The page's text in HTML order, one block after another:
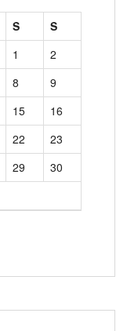
S
S
1
2
8
9
15
16
22
23
29
30